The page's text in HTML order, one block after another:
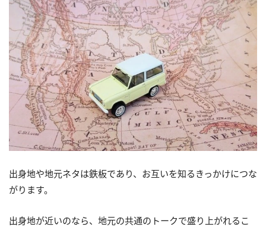
出身地や地元ネタは鉄板であり、お互いを知るきっかけにつな
がります。
出身地が近いのなら、地元の共通のトークで盛り上がれるこ